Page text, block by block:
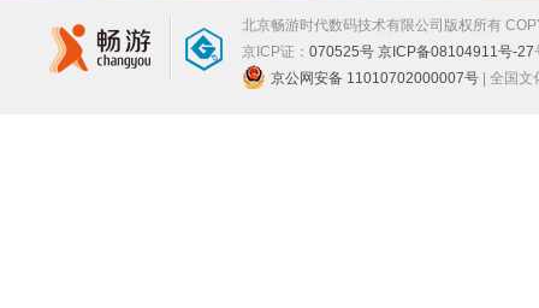
北京畅游时代数码技术有限公司版权所有
京ICP证： 070525号 京ICP备08104911号-27
京公网安备 11010702000007号 | 全国